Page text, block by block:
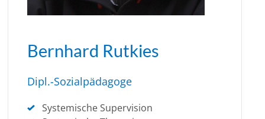
Bernhard Rutkies
Dipl.-Sozialpädagoge
Systemische Supervision